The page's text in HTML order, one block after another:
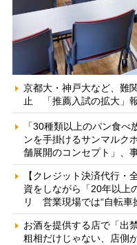
京都大・神戸大など、難
止 「推薦入試の拡大」
「30種類以上のパン食
ンを手掛けるサンマル
舗展開のコンセプト」、
【クレジット決済代行・
資をしながら「20年以上
リ 営業現場では“自転車
お酒を提供する店で「出
粗相だけじゃない、店側